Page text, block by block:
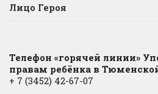
Лицо Героя
Телефон «горячей линии»
правам ребёнка в
+ 7 (3452) 42-67-07